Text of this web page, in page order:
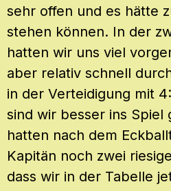
sehr offen und es hätte
stehen können. In der
hatten wir uns viel
aber relativ schnell
in der Verteidigung mit
sind wir besser ins Spiel
hatten nach dem
Kapitän noch zwei
dass wir in der Tabelle